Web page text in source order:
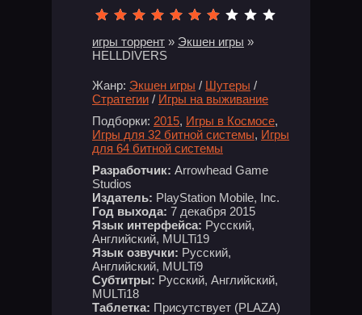
игры торрент » Экшен игры »
HELLDIVERS
Жанр: Экшен игры / Шутеры /
Стратегии / Игры на выживание
Подборки: 2015, Игры в Космосе,
Игры для 32 битной системы, Игры
для 64 битной системы
Разработчик: Arrowhead Game
Studios
Издатель: PlayStation Mobile, Inc.
Год выхода: 7 декабря 2015
Язык интерфейса: Русский,
Английский, MULTi19
Язык озвучки: Русский,
Английский, MULTi9
Субтитры: Русский, Английский,
MULTi18
Таблетка: Присутствует (PLAZA)